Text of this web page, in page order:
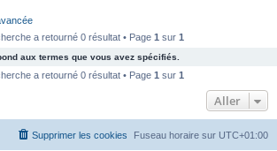
c
e
a retourné 0 résultat • Page 1 sur 1
aux termes que vous avez spécifiés.
a retourné 0 résultat • Page 1 sur 1
Aller
Fuseau horaire sur UTC+01:00
Supprimer les cookies